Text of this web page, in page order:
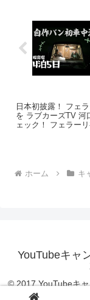
日本初披露！ フェ
を ラブカーズTV 河
ェック！ フェラー
ホーム キ
YouTubeキャ
© 2017 YouTubeキ